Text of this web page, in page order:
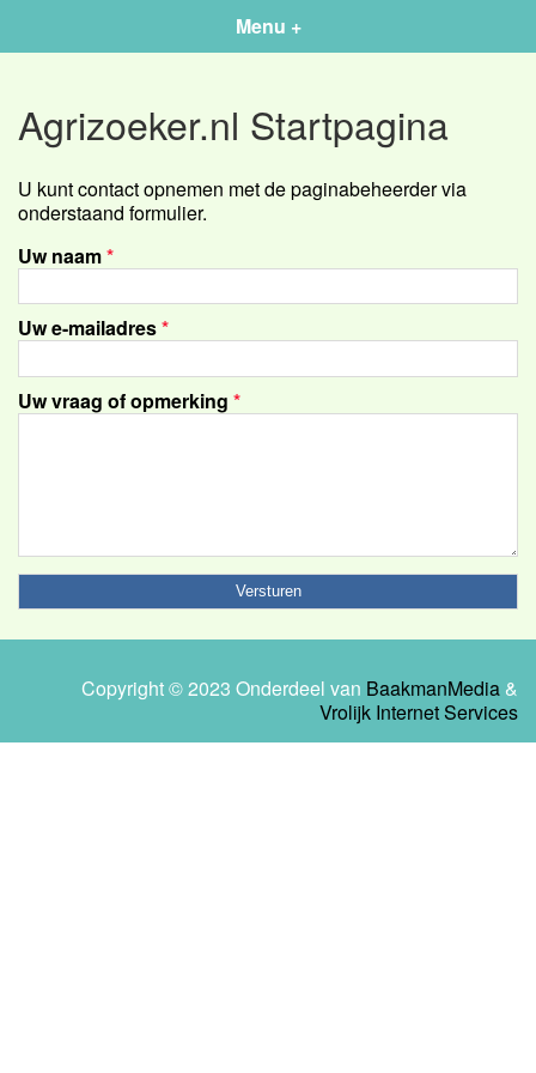
Menu +
Agrizoeker.nl Startpagina
U kunt contact opnemen met de paginabeheerder via
onderstaand formulier.
Uw naam*
Uw e-mailadres*
Uw vraag of opmerking *
Copyright © 2023 Onderdeel van BaakmanMedia &
Vrolijk Internet Services